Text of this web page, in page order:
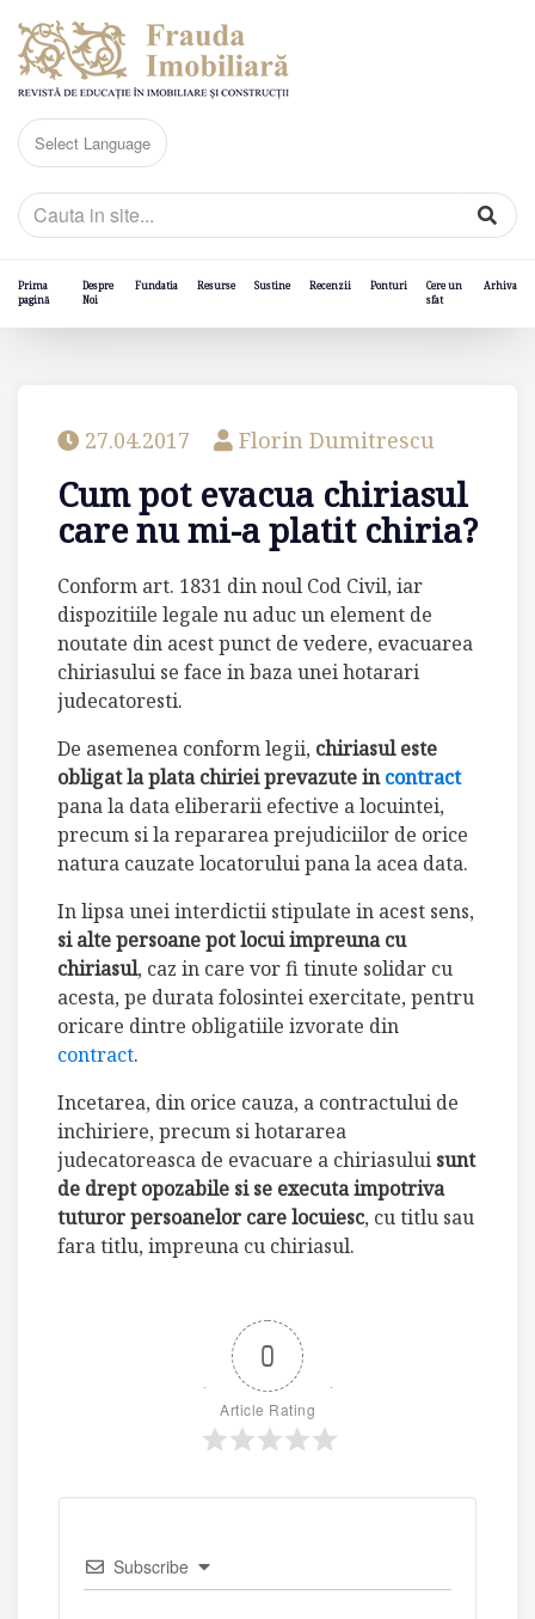
Prima
pagină
Despre
Noi
Fundatia Resurse Sustine Recenzii Ponturi
Cere un
sfat
Arhiva
27.04.2017 Florin Dumitrescu
Cum pot evacua chiriasul
care nu mi-a platit chiria?
Conform art. 1831 din noul Cod Civil, iar
dispozitiile legale nu aduc un element de
noutate din acest punct de vedere, evacuarea
chiriasului se face in baza unei hotarari
judecatoresti.
De asemenea conform legii, chiriasul este
obligat la plata chiriei prevazute incontract
pana la data eliberarii efective a locuintei,
precum si la repararea prejudiciilor de orice
natura cauzate locatorului pana la acea data.
In lipsa unei interdictii stipulate in acest sens,
si alte persoane pot locui impreuna cu
chiriasul, caz in care vor fi tinute solidar cu
acesta, pe durata folosintei exercitate, pentru
oricare dintre obligatiile izvorate din
contract.
Incetarea, din orice cauza, a contractului de
inchiriere, precum si hotararea
judecatoreasca de evacuare a chiriasului sunt
de drept opozabile si se executa impotriva
tuturor persoanelor care locuiesc, cu titlu sau
fara titlu, impreuna cu chiriasul.
0
Article Rating
Subscribe